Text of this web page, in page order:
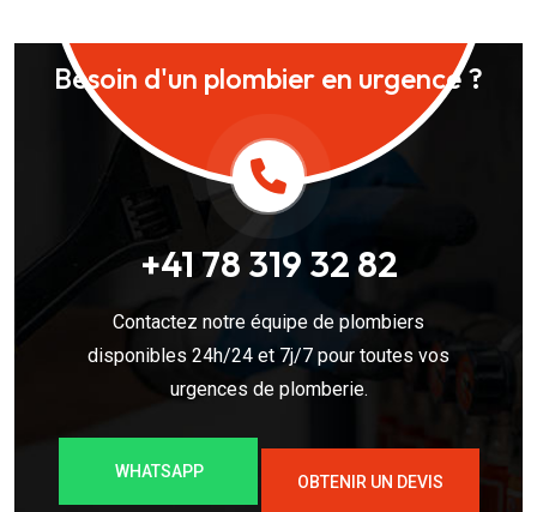
Besoin d'un plombier en urgence ?
+41 78 319 32 82
Contactez notre équipe de plombiers
disponibles 24h/24 et 7j/7 pour toutes vos
urgences de plomberie.
WHATSAPP
OBTENIR UN DEVIS